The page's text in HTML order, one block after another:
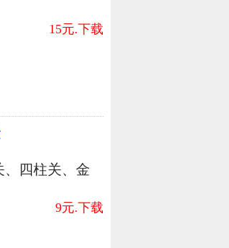
15元.下载
四柱关、金
9元.下载